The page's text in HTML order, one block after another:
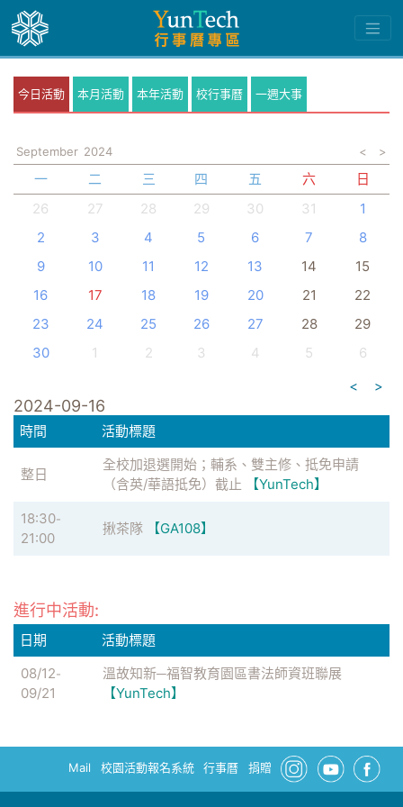
今日活動 本月活動 本年活動 校行事曆 一週大事
September 2024 < >
一 二 三 四 五 六
日
26
27 28 29 30 31
1
2
3 4 5 6 7
8
9
10 11 12 13 14
15
16
17 18 19 20 21
22
23
24 25 26 27 28
29
30
1 2 3 4 5
6
<
>
2024-09-16
時間 活動標題
整日
全校加退選開始；輔系、雙主修、抵免申請
（含英/華語抵免）截止
【YunTech】
18:30-
21:00
揪茶隊 【GA108】
進行中活動:
日期
活動標題
08/12-
09/21
溫故知新─福智教育園區書法師資班聯展
【YunTech】
Mail 校園活動報名系統 行事曆 捐贈